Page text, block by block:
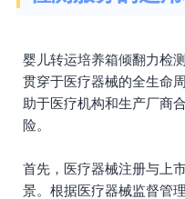
婴儿转运培养箱倾翻力检
贯穿于医疗器械的全生命
助于医疗机构和生产厂商
险。
首先，医疗器械注册与上
景。根据医疗器械监督管